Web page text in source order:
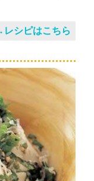
レシピはこちら